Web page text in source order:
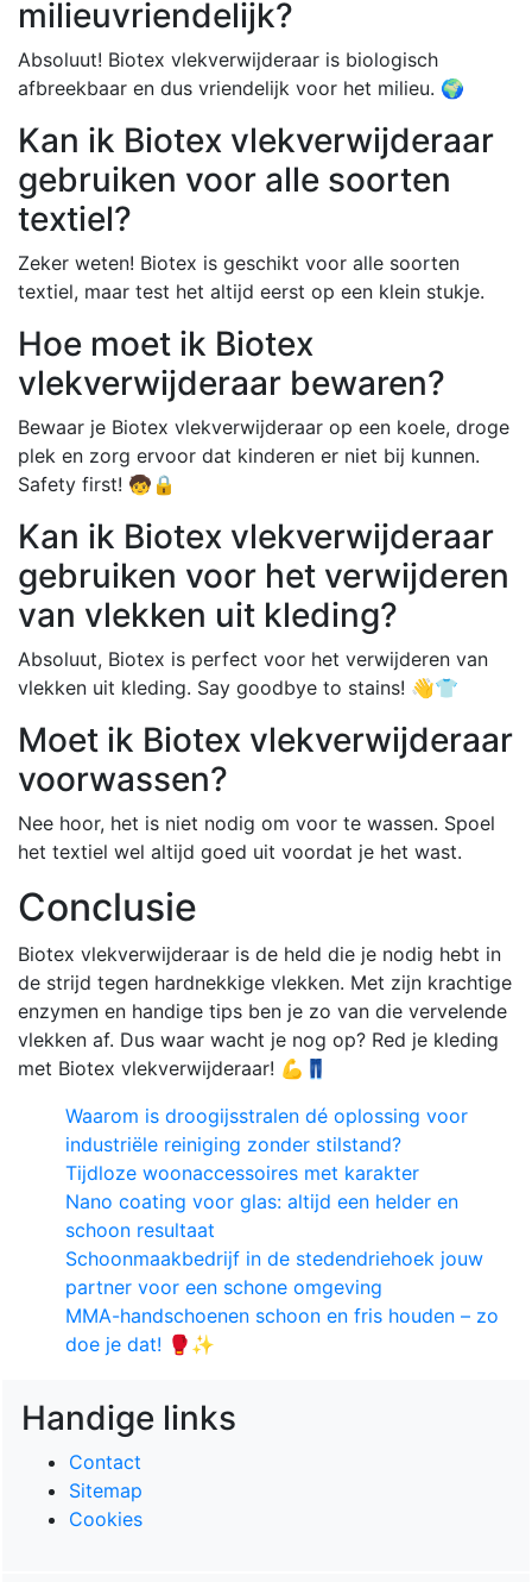
milieuvriendelijk?
Absoluut! Biotex vlekverwijderaar is biologisch
afbreekbaar en dus vriendelijk voor het milieu. 🌍
Kan ik Biotex vlekverwijderaar
gebruiken voor alle soorten
textiel?
Zeker weten! Biotex is geschikt voor alle soorten
textiel, maar test het altijd eerst op een klein stukje.
Hoe moet ik Biotex
vlekverwijderaar bewaren?
Bewaar je Biotex vlekverwijderaar op een koele, droge
plek en zorg ervoor dat kinderen er niet bij kunnen.
Safety first! 🧒🔒
Kan ik Biotex vlekverwijderaar
gebruiken voor het verwijderen
van vlekken uit kleding?
Absoluut, Biotex is perfect voor het verwijderen van
vlekken uit kleding. Say goodbye to stains! 👋👕
Moet ik Biotex vlekverwijderaar
voorwassen?
Nee hoor, het is niet nodig om voor te wassen. Spoel
het textiel wel altijd goed uit voordat je het wast.
Conclusie
Biotex vlekverwijderaar is de held die je nodig hebt in
de strijd tegen hardnekkige vlekken. Met zijn krachtige
enzymen en handige tips ben je zo van die vervelende
vlekken af. Dus waar wacht je nog op? Red je kleding
met Biotex vlekverwijderaar! 💪👖
Waarom is droogijsstralen dé oplossing voor
industriële reiniging zonder stilstand?
Tijdloze woonaccessoires met karakter
Nano coating voor glas: altijd een helder en
schoon resultaat
Schoonmaakbedrijf in de stedendriehoek jouw
partner voor een schone omgeving
MMA-handschoenen schoon en fris houden – zo
doe je dat! 🥊✨
Handige links
Contact
Sitemap
Cookies